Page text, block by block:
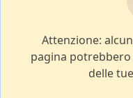
Attenzione:
pagina potrebbero
delle